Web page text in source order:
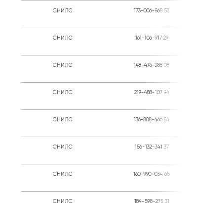
СНИЛС 173-006-868 53
СНИЛС 161-106-917 29
СНИЛС 148-476-288 08
СНИЛС 219-488-107 94
СНИЛС 136-808-466 84
СНИЛС 156-132-341 37
СНИЛС 160-990-034 65
СНИЛС 184-598-275 31